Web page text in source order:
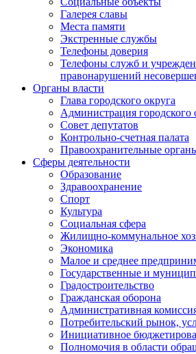
Галерея славы
Места памяти
Экстренные службы
Телефоны доверия
Телефоны служб и
правонарушений
Органы власти
Глава городского округа
Администрация городcкого
Совет депутатов
Контрольно-счетная палата
Правоохранительные
Сферы деятельности
Образование
Здравоохранение
Спорт
Культура
Социальная сфера
Жилищно-коммунальное
Экономика
Малое и среднее
Государственные и
Градостроительство
Гражданская оборона
Административная
Потребительский рынок,
Инициативное
Полномочия в области